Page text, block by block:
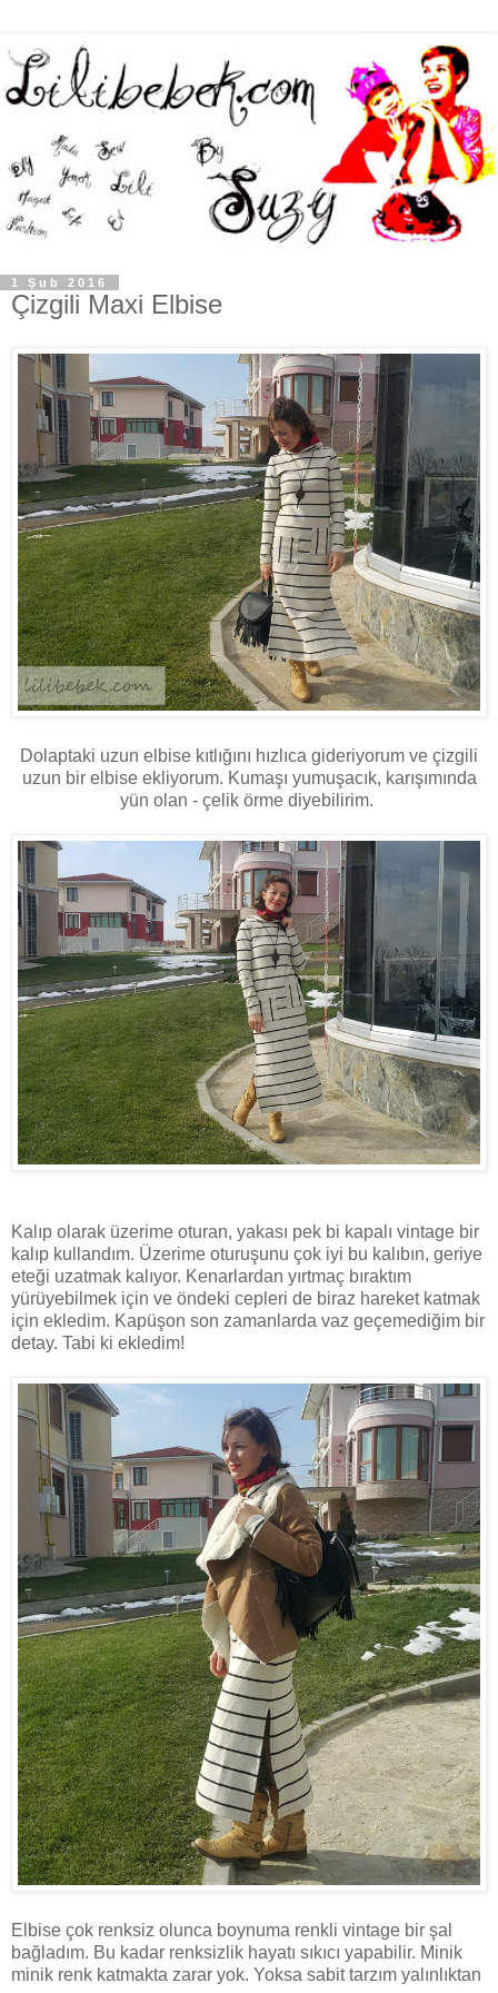
1 Şub 2016
Çizgili Maxi Elbise
Dolaptaki uzun elbise kıtlığını hızlıca gideriyorum ve çizgili
uzun bir elbise ekliyorum. Kumaşı yumuşacık, karışımında
yün olan - çelik örme diyebilirim.
Kalıp olarak üzerime oturan, yakası pek bi kapalı vintage bir
kalıp kullandım. Üzerime oturuşunu çok iyi bu kalıbın, geriye
eteği uzatmak kalıyor. Kenarlardan yırtmaç bıraktım
yürüyebilmek için ve öndeki cepleri de biraz hareket katmak
için ekledim. Kapüşon son zamanlarda vaz geçemediğim bir
detay. Tabi ki ekledim!
Elbise çok renksiz olunca boynuma renkli vintage bir şal
bağladım. Bu kadar renksizlik hayatı sıkıcı yapabilir. Minik
minik renk katmakta zarar yok. Yoksa sabit tarzım yalınlıktan